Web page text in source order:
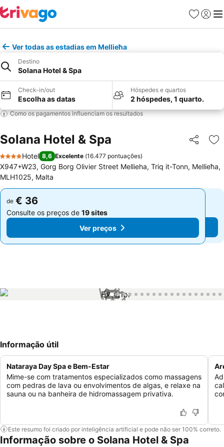
Favoritos
Iniciar
Ver todas as estadias em Mellieħa
Destino
Solana Hotel & Spa
Check-in/out
Escolha as datas
Hóspedes e quartos
2 hóspedes, 1 quarto.
Como os pagamentos influenciam os resultados
Solana Hotel & Spa Partilhar
4 Estrelas
Hotel 8,6 Excelente (16.477 pontuações)
X947+W23, Gorg Borg Olivier Street Mellieha, Triq it-Tonn, Mellieħa,
MLH1025, Malta
de € 36
Consulte os preços de 19 sites
Ver preços
de € 36
Consulte os preços de 19 sites
Ver preços
1 / 99
Informação útil
Nataraya Day Spa e Bem-Estar
Mime-se com tratamentos especializados como massagens
com pedras de lava ou envolvimentos de algas, e relaxe na
sauna ou na banheira de hidromassagem privativa.
Este resumo foi criado por inteligência artificial e pode não ser 100% correto.
Informação sobre o Solana Hotel & Spa